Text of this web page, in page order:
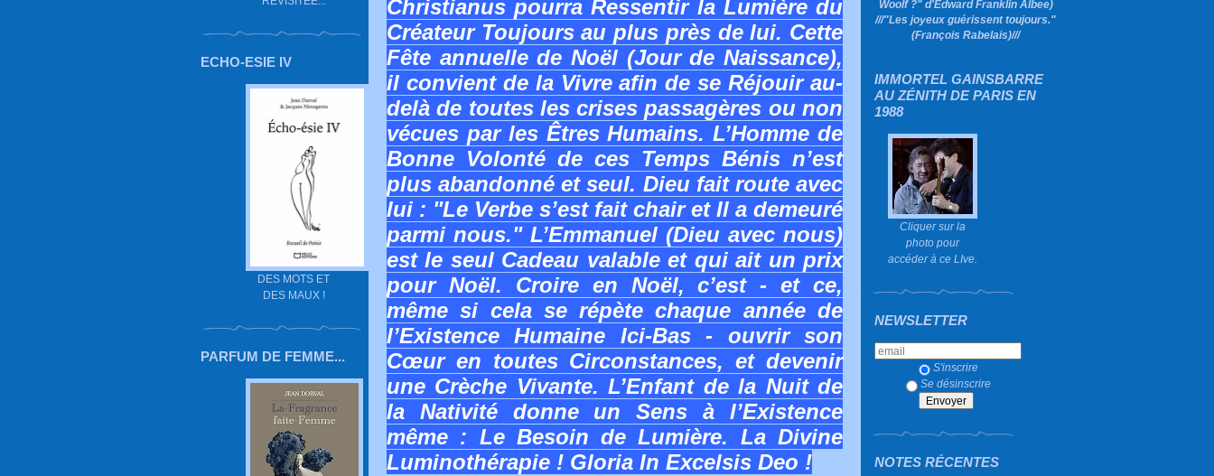
ECHO-ESIE IV
DES MOTS ET
DES MAUX !
PARFUM DE FEMME...
Woolf ?"d'Edward Franklin Albee)
///"Les joyeux guérissent toujours."
(François Rabelais)///
IMMORTEL GAINSBARRE
AU ZÉNITH DE PARIS EN
1988
Cliquer sur la
photo pour
accéder à ce LIve.
NEWSLETTER
S'inscrire
Se désinscrire
NOTES RÉCENTES
Christianus pourra Ressentir la Lumière du
Créateur Toujours au plus près de lui. Cette
Fête annuelle de Noël (Jour de Naissance),
il convient de la Vivre afin de se Réjouir au-
delà de toutes les crises passagères ou non
vécues par les Êtres Humains. L’Homme de
Bonne Volonté de ces Temps Bénis n’est
plus abandonné et seul. Dieu fait route avec
lui : "Le Verbe s’est fait chair et Il a demeuré
parmi nous." L’Emmanuel (Dieu avec nous)
est le seul Cadeau valable et qui ait un prix
pour Noël. Croire en Noël, c’est - et ce,
même si cela se répète chaque année de
l’Existence Humaine Ici-Bas - ouvrir son
Cœur en toutes Circonstances, et devenir
une Crèche Vivante. L’Enfant de la Nuit de
la Nativité donne un Sens à l’Existence
même : Le Besoin de Lumière. La Divine
Luminothérapie ! Gloria In Excelsis Deo !